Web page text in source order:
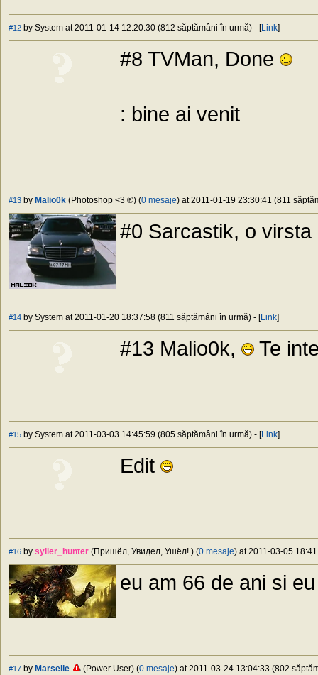
#12 by System at 2011-01-14 12:20:30 (812 săptămâni în urmă) - [Link]
#8 TVMan, Done
: bine ai venit
#13 by Malio0k (Photoshop <3 ®) (0 mesaje) at 2011-01-19 23:30:41 (811
#0 Sarcastik, o
#14 by System at 2011-01-20 18:37:58 (811 săptămâni în urmă) - [Link]
#13 Malio0k, Te
#15 by System at 2011-03-03 14:45:59 (805 săptămâni în urmă) - [Link]
Edit
#16 by syller_hunter (Пришёл, Увидел, Ушёл! ) (0 mesaje) at 2011-03-05
eu am 66 de ani si
#17 by Marselle (Power User) (0 mesaje) at 2011-03-24 13:04:33 (802